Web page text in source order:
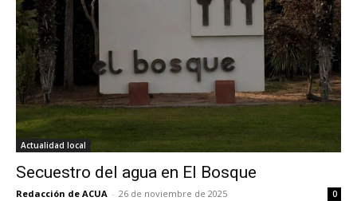
Actualidad local
Secuestro del agua en El Bosque
Redacción de ACUA - 26 de noviembre de 2025 0